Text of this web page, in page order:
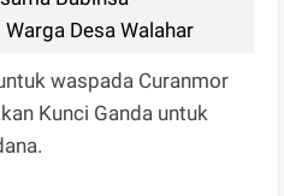
Desa Walahar
waspada Curanmor
Kunci Ganda untuk